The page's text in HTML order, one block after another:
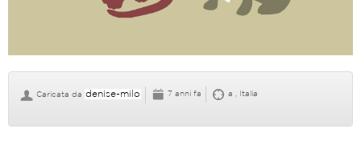
Caricata da denise-milo 7 anni fa a , Italia